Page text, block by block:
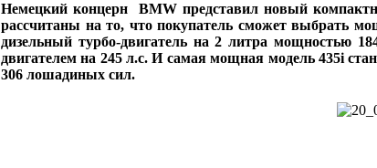
Немецкий концерн BMW представил новый
рассчитаны на то, что покупатель сможет выбрать
дизельный турбо-двигатель на 2 литра мощностью
двигателем на 245 л.с. И самая мощная модель 435і
306 лошадиных сил.